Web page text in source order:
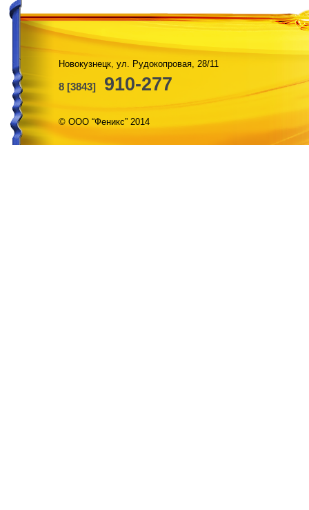
Новокузнецк, ул. Рудокопровая, 28/11
8 [3843] 910-277
© ООО “Феникс” 2014